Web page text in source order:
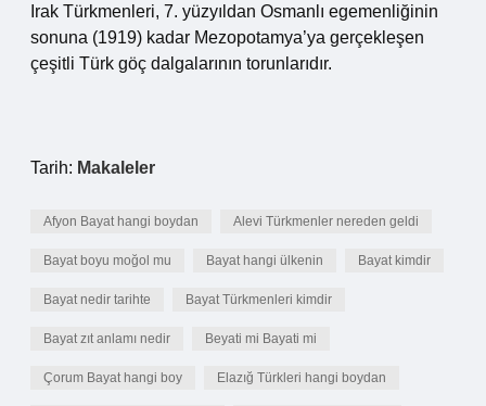
Irak Türkmenleri, 7. yüzyıldan Osmanlı egemenliğinin
sonuna (1919) kadar Mezopotamya’ya gerçekleşen
çeşitli Türk göç dalgalarının torunlarıdır.
Tarih: Makaleler
Afyon Bayat hangi boydan Alevi Türkmenler nereden geldi
Bayat boyu moğol mu Bayat hangi ülkenin Bayat kimdir
Bayat nedir tarihte Bayat Türkmenleri kimdir
Bayat zıt anlamı nedir Beyati mi Bayati mi
Çorum Bayat hangi boy Elazığ Türkleri hangi boydan